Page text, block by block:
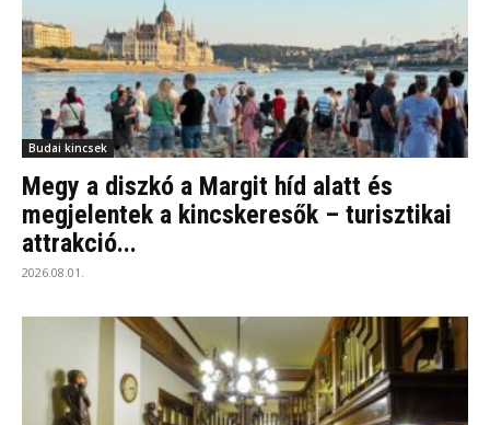
Budai kincsek
Megy a diszkó a Margit híd alatt és
megjelentek a kincskeresők – turisztikai
attrakció...
2026.08.01.